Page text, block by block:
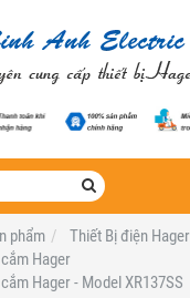
phẩm
Thiết Bị điện Hager
Hager
Hager - Model XR137SS